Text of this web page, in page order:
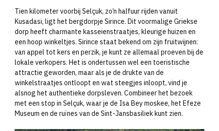
Tien kilometer voorbij Selçuk, zo’n halfuur rijden vanuit
Kusadasi, ligt het bergdorpje Sirince. Dit voormalige Griekse
dorp heeft charmante kasseienstraatjes, kleurige huizen en
een hoop winkeltjes. Sirince staat bekend om zijn fruitwijnen:
van appel tot kers en perzik, je kunt ze allemaal proeven bij de
lokale verkopers. Het is ondertussen wel een toeristische
attractie geworden, maar als je de drukte van de
winkelstraatjes ontloopt en wat steegjes inloopt, vind je
alsnog het authentieke dorpsleven. Combineer het bezoek
met een stop in Selçuk, waar je de Isa Bey moskee, het Efeze
Museum en de ruïnes van de Sint-Jansbasiliek kunt zien.